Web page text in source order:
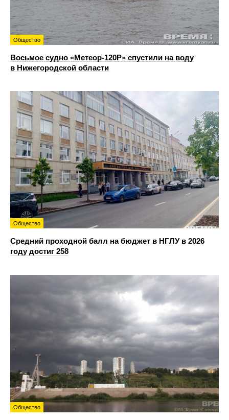
Общество
Восьмое судно «Метеор-120Р» спустили на воду
в Нижегородской области
Общество
Средний проходной балл на бюджет в НГЛУ в 2026
году достиг 258
Общество